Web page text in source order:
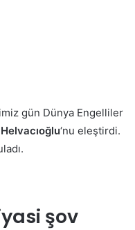
gün Dünya Engelliler
‘nu eleştirdi.
şov